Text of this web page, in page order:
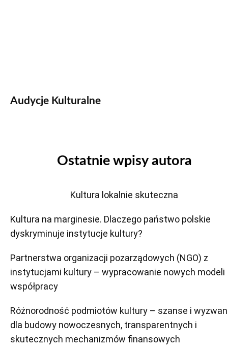
Audycje Kulturalne
Ostatnie wpisy autora
Kultura lokalnie skuteczna
Kultura na marginesie. Dlaczego państwo polskie
dyskryminuje instytucje kultury?
Partnerstwa organizacji pozarządowych (NGO) z
instytucjami kultury – wypracowanie nowych modeli
współpracy
Różnorodność podmiotów kultury – szanse i
dla budowy nowoczesnych, transparentnych i
skutecznych mechanizmów finansowych